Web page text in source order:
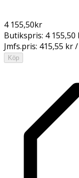
4 155,50kr
Butikspris: 4 155,50
Jmfs.pris: 415,55 kr
Köp